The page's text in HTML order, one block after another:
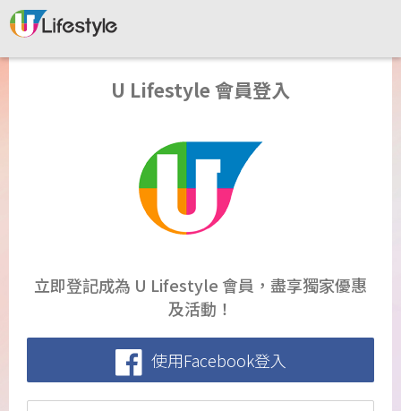
U Lifestyle 會員登入
立即登記成為 U Lifestyle 會員，盡享獨家優惠
及活動！
使用Facebook登入